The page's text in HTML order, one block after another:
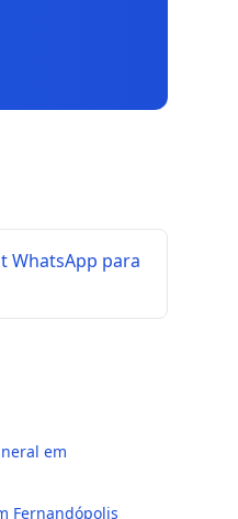
WhatsApp para
em
Fernandópolis